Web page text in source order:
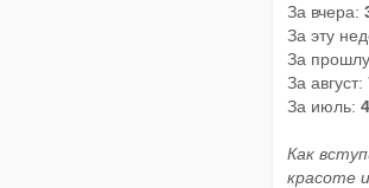
За вчера:
За эту
За
За август:
За июль:
Как
красоте